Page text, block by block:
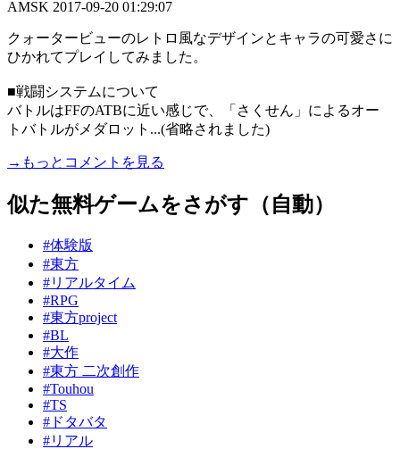
AMSK 2017-09-20 01:29:07
クォータービューのレトロ風なデザインとキャラの可愛さに
ひかれてプレイしてみました。
■戦闘システムについて
バトルはFFのATBに近い感じで、「さくせん」によるオー
トバトルがメダロット...(省略されました)
→もっとコメントを見る
似た無料ゲームをさがす（自動）
#体験版
#東方
#リアルタイム
#RPG
#東方project
#BL
#大作
#東方 二次創作
#Touhou
#TS
#ドタバタ
#リアル